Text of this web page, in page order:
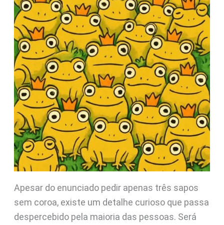
Apesar do enunciado pedir apenas três sapos
sem coroa, existe um detalhe curioso que passa
despercebido pela maioria das pessoas. Será